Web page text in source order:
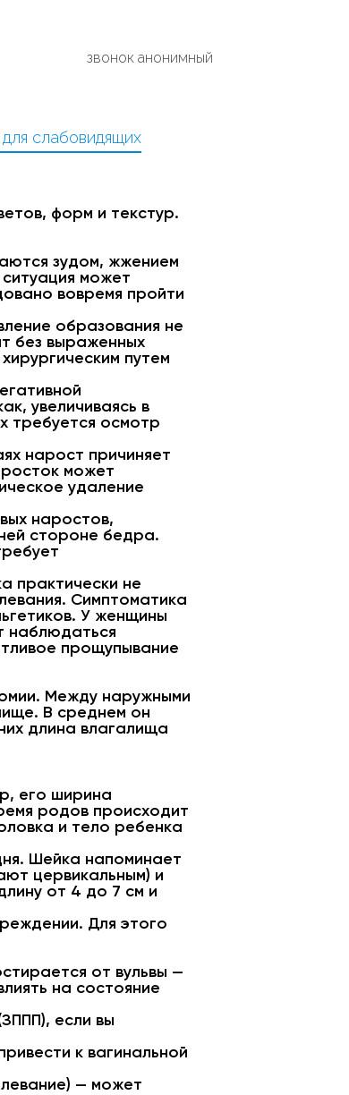
звонок анонимный
слабовидящих
форм и текстур.
зудом, жжением
может
вовремя пройти
образования не
без выраженных
путем
увеличиваясь в
требуется осмотр
нарост причиняет
может
удаление
наростов,
стороне бедра.
практически не
Симптоматика
У женщины
наблюдаться
прощупывание
Между наружными
В среднем он
длина влагалища
его ширина
родов происходит
и тело ребенка
Шейка напоминает
цервикальным) и
от 4 до 7 см и
Для этого
от вульвы —
на состояние
если вы
к вагинальной
— может